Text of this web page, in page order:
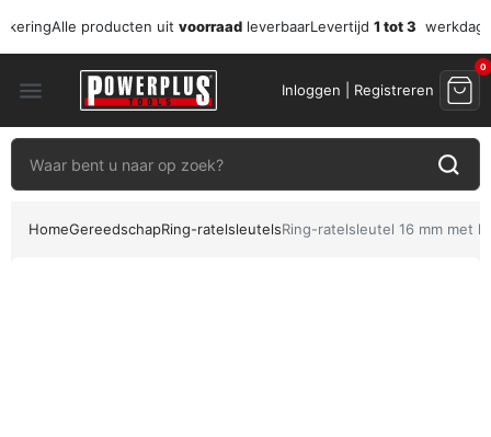
Alle producten uit voorraad leverbaarLevertijd 1 tot 3
menu Inloggen | Registreren
0
HomeGereedschapRing-ratelsleutelsRing-ratelsleutel 16 mm met